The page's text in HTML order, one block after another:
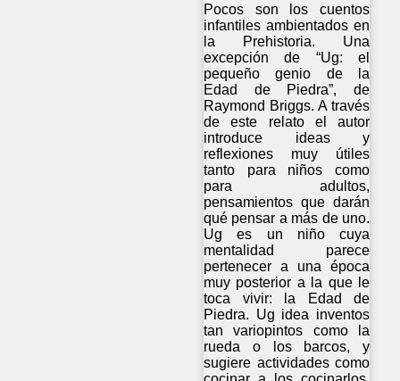
Pocos son los cuentos
infantiles ambientados en
la Prehistoria. Una
excepción de “Ug: el
pequeño genio de la
Edad de Piedra”, de
Raymond Briggs. A través
de este relato el autor
introduce ideas y
reflexiones muy útiles
tanto para niños como
para adultos,
pensamientos que darán
qué pensar a más de uno.
Ug es un niño cuya
mentalidad parece
pertenecer a una época
muy posterior a la que le
toca vivir: la Edad de
Piedra. Ug idea inventos
tan variopintos como la
rueda o los barcos, y
sugiere actividades como